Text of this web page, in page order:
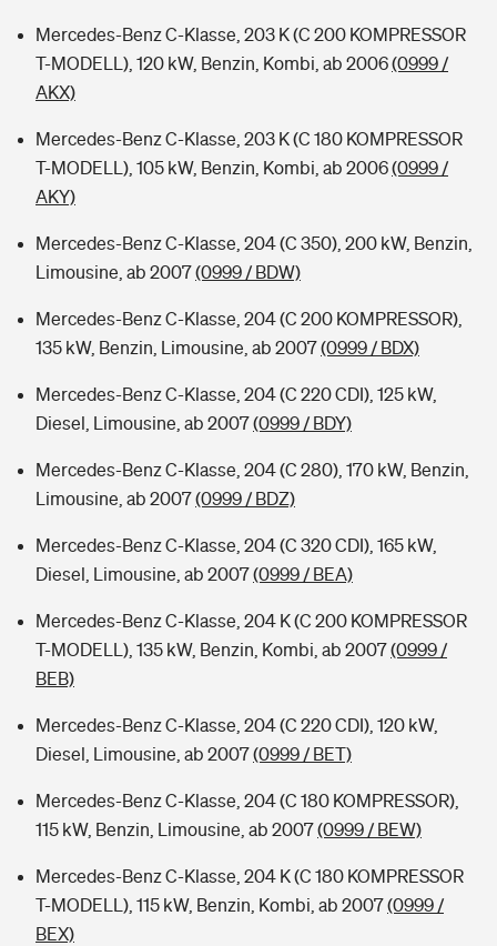
Mercedes-Benz C-Klasse, 203 K (C 200 KOMPRESSOR
T-MODELL), 120 kW, Benzin, Kombi, ab 2006(0999 /
AKX)
Mercedes-Benz C-Klasse, 203 K (C 180 KOMPRESSOR
T-MODELL), 105 kW, Benzin, Kombi, ab 2006(0999 /
AKY)
Mercedes-Benz C-Klasse, 204 (C 350), 200 kW, Benzin,
Limousine, ab 2007(0999 / BDW)
Mercedes-Benz C-Klasse, 204 (C 200 KOMPRESSOR),
135 kW, Benzin, Limousine, ab 2007(0999 / BDX)
Mercedes-Benz C-Klasse, 204 (C 220 CDI), 125 kW,
Diesel, Limousine, ab 2007(0999 / BDY)
Mercedes-Benz C-Klasse, 204 (C 280), 170 kW, Benzin,
Limousine, ab 2007(0999 / BDZ)
Mercedes-Benz C-Klasse, 204 (C 320 CDI), 165 kW,
Diesel, Limousine, ab 2007(0999 / BEA)
Mercedes-Benz C-Klasse, 204 K (C 200 KOMPRESSOR
T-MODELL), 135 kW, Benzin, Kombi, ab 2007(0999 /
BEB)
Mercedes-Benz C-Klasse, 204 (C 220 CDI), 120 kW,
Diesel, Limousine, ab 2007(0999 / BET)
Mercedes-Benz C-Klasse, 204 (C 180 KOMPRESSOR),
115 kW, Benzin, Limousine, ab 2007(0999 / BEW)
Mercedes-Benz C-Klasse, 204 K (C 180 KOMPRESSOR
T-MODELL), 115 kW, Benzin, Kombi, ab 2007(0999 /
BEX)